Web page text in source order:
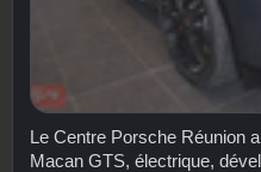
Le Centre Porsche Réunion
Macan GTS, électrique,